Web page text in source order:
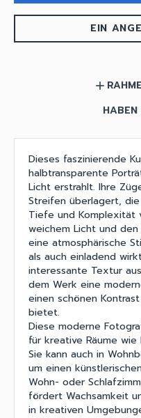
EIN
add
HABEN
Dieses faszinierende
halbtransparente
Licht erstrahlt. Ihre
Streifen überlagert,
Tiefe und Komplexität
weichem Licht und
eine atmosphärische
als auch einladend
interessante Textur
dem Werk eine
einen schönen
bietet.
Diese moderne
für kreative Räume
Sie kann auch in
um einen
Wohn- oder
fördert Wachsamkeit
in kreativen